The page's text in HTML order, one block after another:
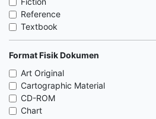
Reference
Textbook
Format Fisik Dokumen
Art Original
Cartographic Material
CD-ROM
Chart